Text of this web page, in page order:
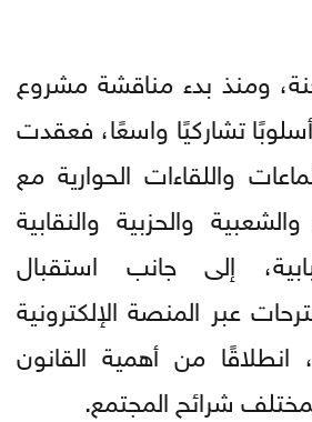
ومنذ بدء مناقشة مشروع
تشاركيًا واسعًا، فعقدت
واللقاءات الحوارية مع
والحزبية والنقابية
إلى جانب استقبال
عبر المنصة الإلكترونية
من أهمية القانون
شرائح المجتمع.